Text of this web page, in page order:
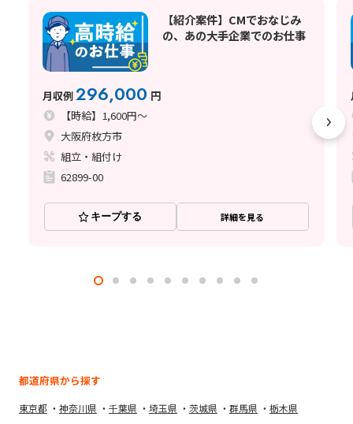
【紹介案件】CMでおなじみ
の、あの大手企業でのお仕事
月収例296,000 円
【時給】1,600円～
大阪府枚方市
組立・組付け
62899-00
キープする 詳細を見る
都道府県から探す
東京都 神奈川県 千葉県 埼玉県 茨城県 群馬県 栃木県